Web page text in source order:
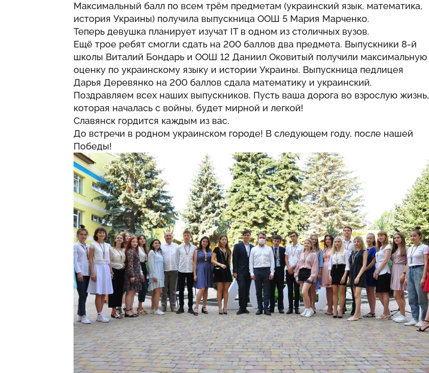
Максимальный балл по всем трём предметам (украинский язык, математика,
история Украины) получила выпускница ООШ 5 Мария Марченко.
Теперь девушка планирует изучат ІТ в одном из столичных вузов.
Ещё трое ребят смогли сдать на 200 баллов два предмета. Выпускники 8-й
школы Виталий Бондарь и ООШ 12 Даниил Оковитый получили максимальную
оценку по украинскому языку и истории Украины. Выпускница педлицея
Дарья Деревянко на 200 баллов сдала математику и украинский.
Поздравляем всех наших выпускников. Пусть ваша дорога во взрослую жизнь,
которая началась с войны, будет мирной и легкой!
Славянск гордится каждым из вас.
До встречи в родном украинском городе! В следующем году, после нашей
Победы!